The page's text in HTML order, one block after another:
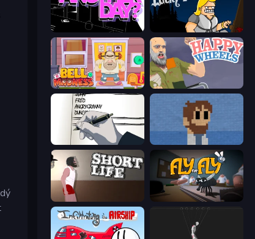
Is Today Another Day? Lucky Tower
Bell Madness Happy Wheels
Death Note Type
Short Life Fly for Fly